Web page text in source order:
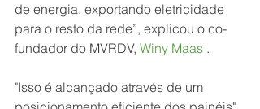
de energia, exportando eletricidade
para o resto da rede”, explicou o co-
fundador do MVRDV, Winy Maas .
"Isso é alcançado através de um